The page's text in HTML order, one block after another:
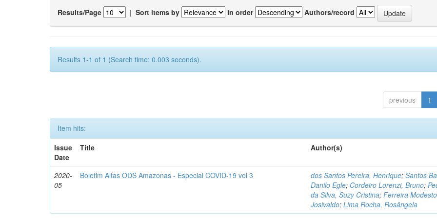
Results/Page | Sort items by In order Authors/record
Results 1-1 of 1 (Search time: 0.003 seconds).
previous 1
Item hits:
Issue
Date
Title Author(s)
2020-
05
Boletim Altas ODS Amazonas - Especial COVID-19 vol 3 dos Santos Pereira, Henrique;Santos
Danilo Egle; Cordeiro Lorenzi, Bruno;
da Silva, Suzy Cristina;Ferreira
Josivaldo;Lima Rocha, Rosângela